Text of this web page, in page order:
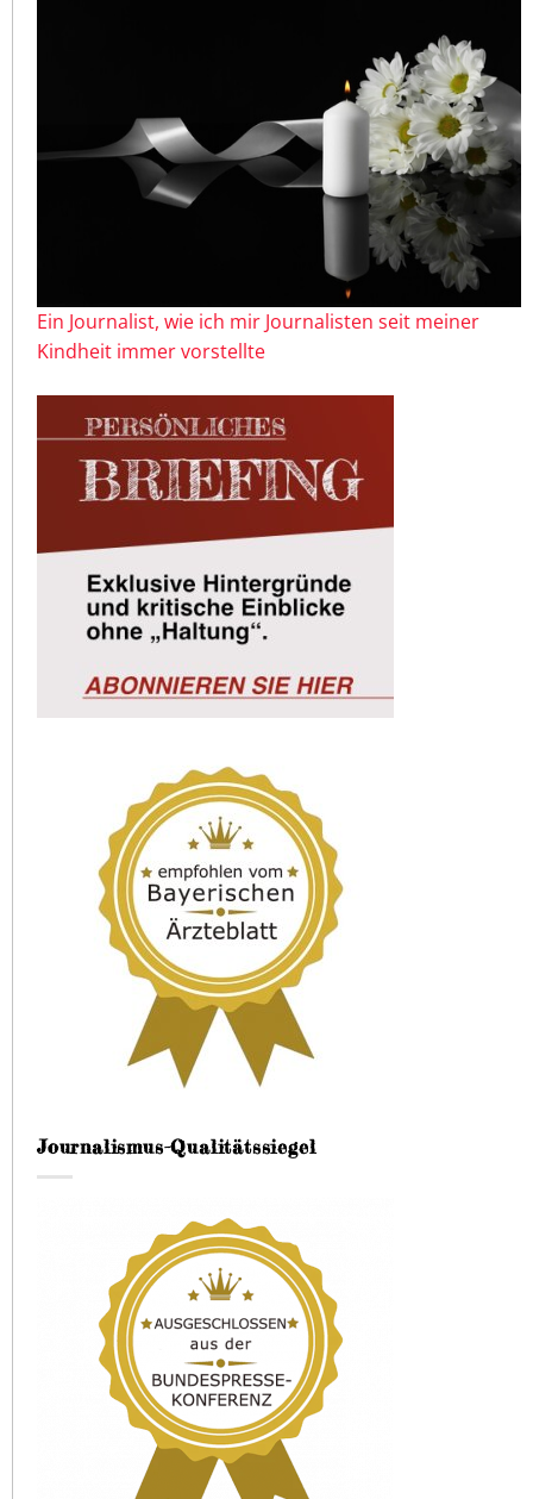
Ein Journalist, wie ich mir Journalisten seit meiner
Kindheit immer vorstellte
Journalismus-Qualitätssiegel